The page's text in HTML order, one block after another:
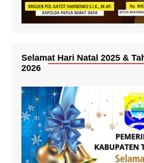
Selamat Hari Natal 2025 &
2026